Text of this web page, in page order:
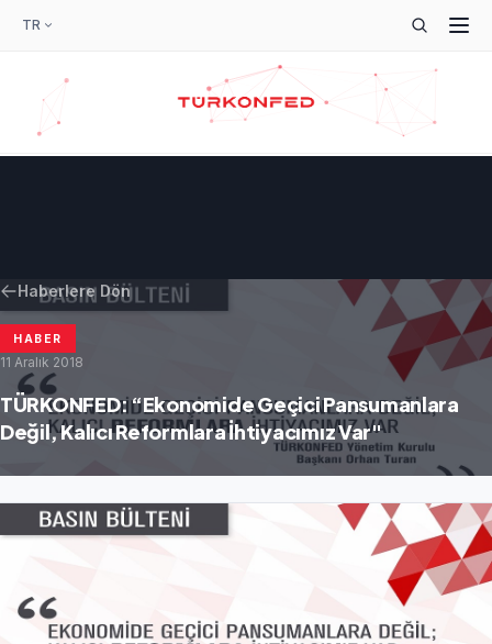
TR
Haberlere Dön
HABER
11 Aralık 2018
TÜRKONFED: “Ekonomide Geçici Pansumanlara
Değil, Kalıcı Reformlara İhtiyacımız Var"